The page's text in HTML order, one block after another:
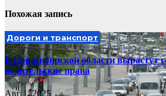
Похожая запись
Дороги и транспорт
В Новосибирской области вырастут
водительские права
Авг 1, 2025